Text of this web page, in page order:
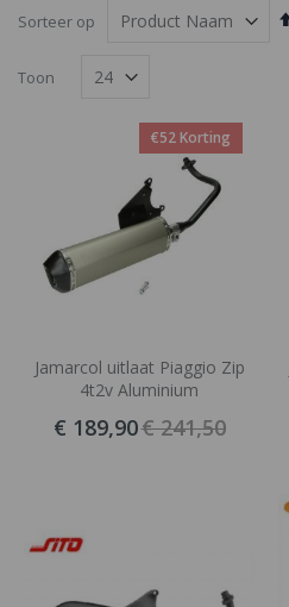
Sorteer op
Toon
€52 Korting
Jamarcol uitlaat Piaggio Zip
4t2v Aluminium
€ 189,90€ 241,50